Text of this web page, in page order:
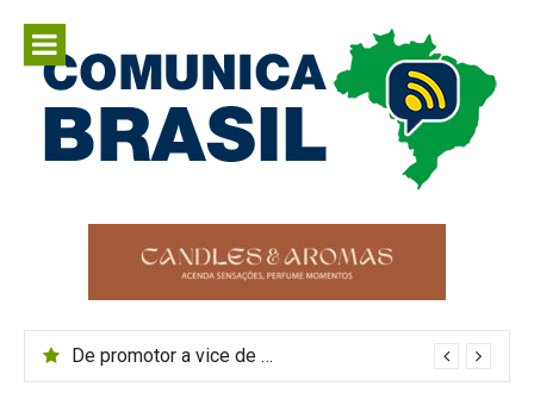
para
conteúdo
Comunica
Brasil
Comunicar é fortalecer o Brasil
De promotor a vice de Flávio: trajetória de Alfredo Gaspar passa pelo Ministério Público, Segurança Pública e CPMI do INSS